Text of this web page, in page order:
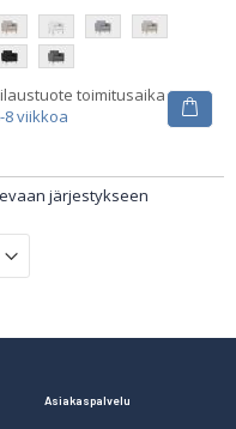
toimitusaika
8 viikkoa
järjestykseen
Asiakaspalvelu